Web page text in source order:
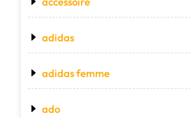
adidas
adidas femme
ado